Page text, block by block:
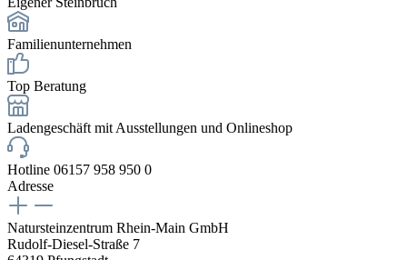
Familienunternehmen
Top Beratung
Ladengeschäft mit Ausstellungen und Onlineshop
Hotline 06157 958 950 0
Adresse
Natursteinzentrum Rhein-Main GmbH
Rudolf-Diesel-Straße 7